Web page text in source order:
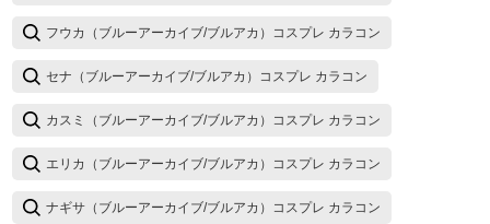
フウカ（ブルーアーカイブ/ブルアカ）コスプレ カラコン
セナ（ブルーアーカイブ/ブルアカ）コスプレ カラコン
カスミ（ブルーアーカイブ/ブルアカ）コスプレ カラコン
エリカ（ブルーアーカイブ/ブルアカ）コスプレ カラコン
ナギサ（ブルーアーカイブ/ブルアカ）コスプレ カラコン